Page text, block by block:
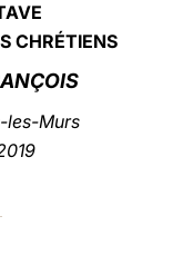
CHRÉTIENS
les-Murs